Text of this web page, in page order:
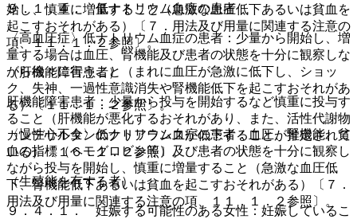
始し、慎重に増量すること（急激な血圧低下あるいは貧血を
起こすおそれがある）〔７．用法及び用量に関連する注意の
項、１１．１．２参照〕。
（肝機能障害患者）
肝機能障害患者：少量から投与を開始するなど慎重に投与す
ること（肝機能が悪化するおそれがあり、また、活性代謝物
カンデサルタンのクリアランスが低下することが推定されて
いる）〔１６．１．２参照〕。
（生殖能を有する者）
９．４．１． 妊娠する可能性のある女性：妊娠しているこ
９．１．４． 低ナトリウム血症の患者
〈高血圧症〉低ナトリウム血症の患者：少量から開始し、増
量する場合は血圧、腎機能及び患者の状態を十分に観察しな
がら徐々に行うこと（まれに血圧が急激に低下し、ショッ
ク、失神、一過性意識消失や腎機能低下を起こすおそれがあ
る）〔１１．１．２参照〕。
〈慢性心不全〉低ナトリウム血症の患者：血圧、腎機能、貧
血の指標（ヘモグロビン等）及び患者の状態を十分に観察し
ながら投与を開始し、慎重に増量すること（急激な血圧低
下、腎機能低下あるいは貧血を起こすおそれがある）〔７．
用法及び用量に関連する注意の項、１１．１．２参照〕。